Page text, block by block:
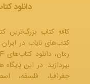
دانلود
کافه کتاب بزرگ‌ترین
کتاب‌های نایاب در
رمان، دانلود کتاب‌های PDF،
بپردازید. در این
جغرافیا، فلسفه،